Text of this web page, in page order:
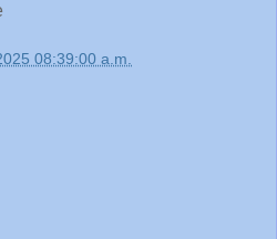
08:39:00 a.m.